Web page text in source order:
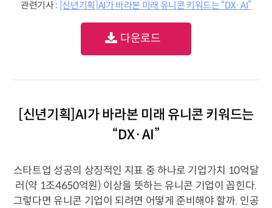
관련기사 : [신년기획]AI가 바라본 미래 유니콘 키워드는 “DX·AI”
다운로드
[신년기획]AI가 바라본 미래 유니콘 키워드는
“DX·AI”
스타트업 성공의 상징적인 지표 중 하나로 기업가치 10억달
러(약 1조4650억원) 이상을 뜻하는 유니콘 기업이 꼽힌다.
그렇다면 유니콘 기업이 되려면 어떻게 준비해야 할까. 인공